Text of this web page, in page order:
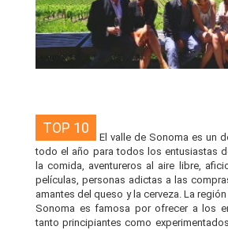
TOP 10
El valle de Sonoma es un
todo el año para todos los entusiastas
la comida, aventureros al aire libre,
películas, personas adictas a las
amantes del queso y la cerveza. La
Sonoma es famosa por ofrecer a los
tanto principiantes como